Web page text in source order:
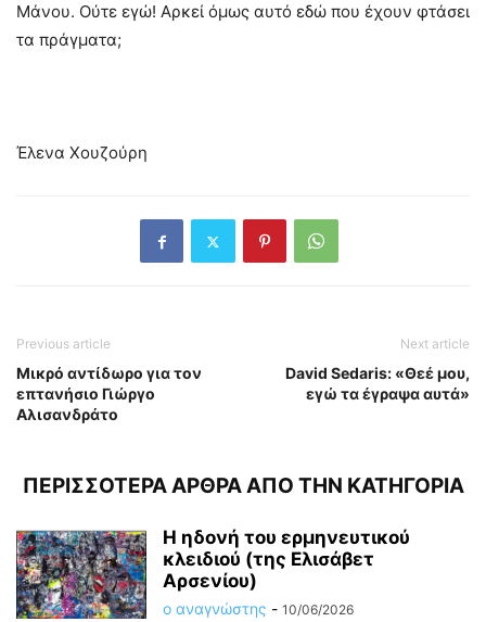
Μάνου. Ούτε εγώ! Αρκεί όμως αυτό εδώ που έχουν φτάσει
τα πράγματα;
Έλενα Χουζούρη
Previous article
Μικρό αντίδωρο για τον
επτανήσιο Γιώργο
Αλισανδράτο
Next article
David Sedaris: «Θεέ μου,
εγώ τα έγραψα αυτά»
ΠΕΡΙΣΣΟΤΕΡΑ ΑΡΘΡΑ ΑΠΟ ΤΗΝ ΚΑΤΗΓΟΡΙΑ
Η ηδονή του ερμηνευτικού
κλειδιού (της Ελισάβετ
Αρσενίου)
ο αναγνώστης - 10/06/2026